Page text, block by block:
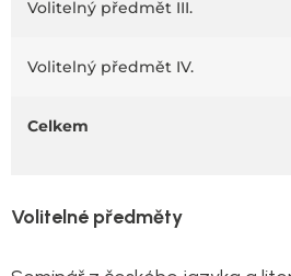
Volitelný předmět III.
Volitelný předmět IV.
Celkem
Volitelné předměty